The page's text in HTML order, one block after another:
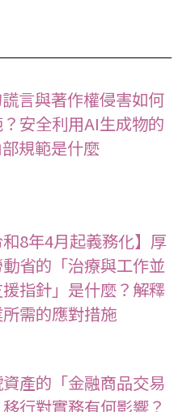
言與著作權侵害如何
安全利用AI生成物的
規範是什麼
和8年4月起義務化】厚
省的「治療與工作並
指針」是什麼？解釋
需的應對措施
產的「金融商品交易
行對實務有何影響？